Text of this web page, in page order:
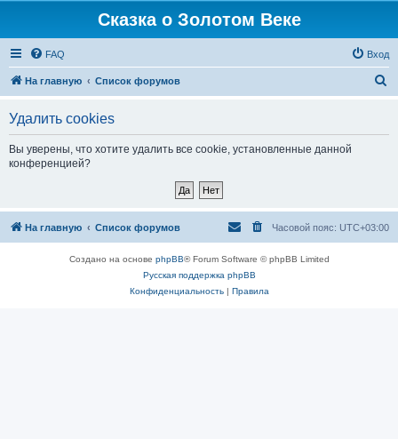
Сказка о Золотом Веке
FAQ Вход
На главную Список форумов
Удалить cookies
Вы уверены, что хотите удалить все cookie, установленные данной
конференцией?
На главную Список форумов Часовой пояс: UTC+03:00
Создано на основе phpBB® Forum Software © phpBB Limited
Русская поддержка phpBB
Конфиденциальность| Правила